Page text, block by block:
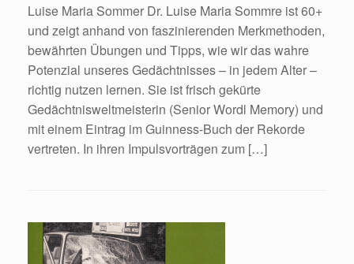
Luise Maria Sommer Dr. Luise Maria Sommre ist 60+
und zeigt anhand von faszinierenden Merkmethoden,
bewährten Übungen und Tipps, wie wir das wahre
Potenzial unseres Gedächtnisses – in jedem Alter –
richtig nutzen lernen. Sie ist frisch gekürte
Gedächtnisweltmeisterin (Senior Wordl Memory) und
mit einem Eintrag im Guinness-Buch der Rekorde
vertreten. In ihren Impulsvorträgen zum […]